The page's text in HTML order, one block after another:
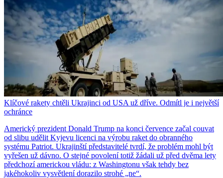
Klíčové rakety chtěli Ukrajinci od USA už dříve. Odmítl je i největší
ochránce
Americký prezident Donald Trump na konci července začal couvat
od slibu udělit Kyjevu licenci na výrobu raket do obranného
systému Patriot. Ukrajinští představitelé tvrdí, že problém mohl být
vyřešen už dávno. O stejné povolení totiž žádali už před dvěma lety
předchozí americkou vládu: z Washingtonu však tehdy bez
jakéhokoliv vysvětlení dorazilo strohé „ne“.